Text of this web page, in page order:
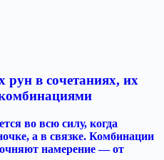
рун в сочетаниях, их
во всю силу, когда
а в связке. Комбинации
намерение — от